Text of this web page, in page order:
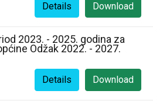
Download
Details
2023. - 2025. godina za
Odžak 2022. - 2027.
Download
Details